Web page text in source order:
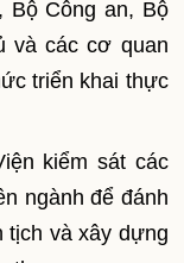
Bộ Công an, Bộ
và các cơ quan
triển khai thực
kiểm sát các
ngành để đánh
tịch và xây dựng